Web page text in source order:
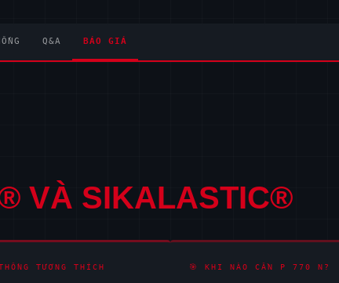
Q&A BÁO GIÁ
VÀ SIKALASTIC®
TƯƠNG THÍCH 🎯 KHI NÀO CẦN P 770 N?